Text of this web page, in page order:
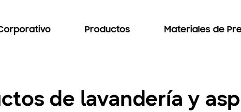
Productos Materiales de
de lavandería y